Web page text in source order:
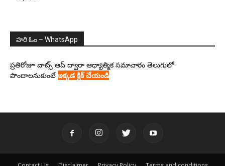
హరి ఓం – WhatsApp
ప్రతిరోజూ వాట్స్ ఆప్ ద్వారా ఆధ్యాత్మిక సమాచారం తెలుగులో
పొందాలనుకుంటే ఇక్కడ క్లిక్ చేయండి